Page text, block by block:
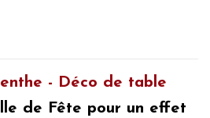
- Déco de table
de Fête pour un effet